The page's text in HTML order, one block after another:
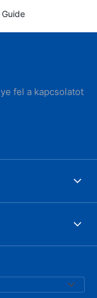
fel a kapcsolatot